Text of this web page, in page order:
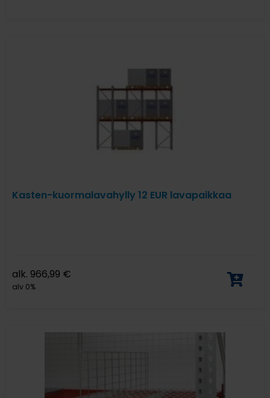
Kasten-kuormalavahylly 12 EUR lavapaikkaa
alk. 966,99 €
alv 0%